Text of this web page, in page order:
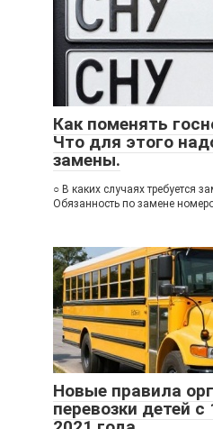
Как поменять
Что для этого
замены.
○ В каких случаях требуется
Обязанность по замене
Новые правила
перевозки детей с